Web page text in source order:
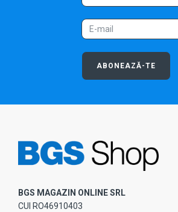
ABONEAZĂ-TE
BGS MAGAZIN ONLINE SRL
CUI RO46910403